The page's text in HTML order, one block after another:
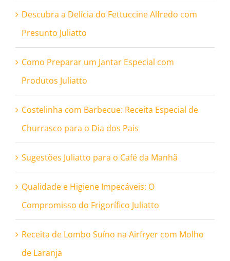
Descubra a Delícia do Fettuccine Alfredo com
Presunto Juliatto
Como Preparar um Jantar Especial com
Produtos Juliatto
Costelinha com Barbecue: Receita Especial de
Churrasco para o Dia dos Pais
Sugestões Juliatto para o Café da Manhã
Qualidade e Higiene Impecáveis: O
Compromisso do Frigorífico Juliatto
Receita de Lombo Suíno na Airfryer com Molho
de Laranja